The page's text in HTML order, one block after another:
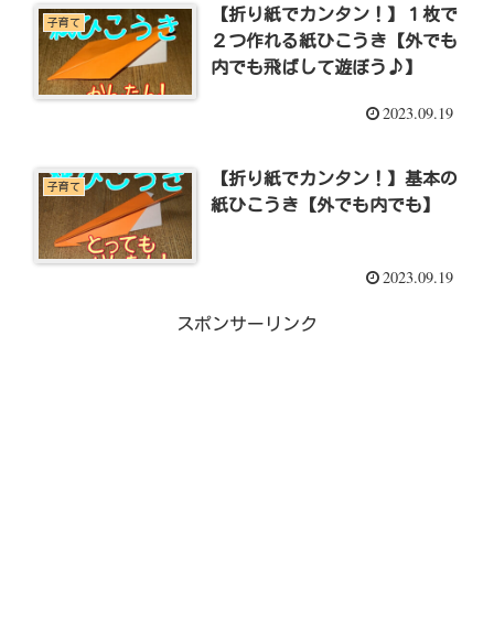
子育て
【折り紙でカンタン！】１枚で
２つ作れる紙ひこうき【外でも
内でも飛ばして遊ぼう♪】
2023.09.19
子育て
【折り紙でカンタン！】基本の
紙ひこうき【外でも内でも】
2023.09.19
スポンサーリンク